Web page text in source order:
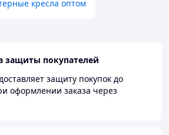
кресла оптом
защиты покупателей
защиту покупок до
оформлении заказа через